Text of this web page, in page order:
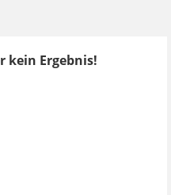
kein Ergebnis!